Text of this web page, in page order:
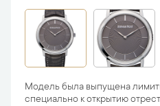
Модель была выпущена
специально к открытию